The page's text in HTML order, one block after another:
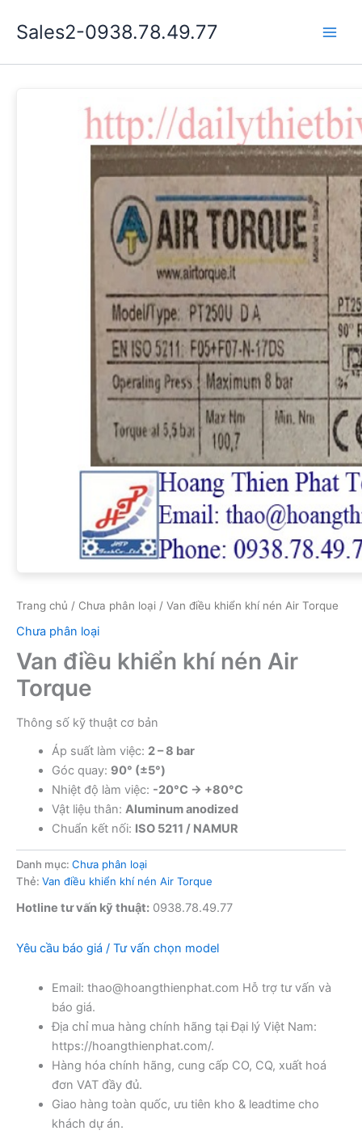
dung
Sales2-0938.78.49.77
Trang chủ / Chưa phân loại / Van điều khiển khí nén Air Torque
Chưa phân loại
Van điều khiển khí nén Air
Torque
Thông số kỹ thuật cơ bản
Áp suất làm việc: 2 – 8 bar
Góc quay: 90° (±5°)
Nhiệt độ làm việc: -20°C → +80°C
Vật liệu thân: Aluminum anodized
Chuẩn kết nối: ISO 5211 / NAMUR
Danh mục: Chưa phân loại
Thẻ: Van điều khiển khí nén Air Torque
Hotline tư vấn kỹ thuật: 0938.78.49.77
Yêu cầu báo giá / Tư vấn chọn model
Email: thao@hoangthienphat.com Hỗ trợ tư vấn và
báo giá.
Địa chỉ mua hàng chính hãng tại Đại lý Việt Nam:
https://hoangthienphat.com/.
Hàng hóa chính hãng, cung cấp CO, CQ, xuất hoá
đơn VAT đầy đủ.
Giao hàng toàn quốc, ưu tiên kho & leadtime cho
khách dự án.